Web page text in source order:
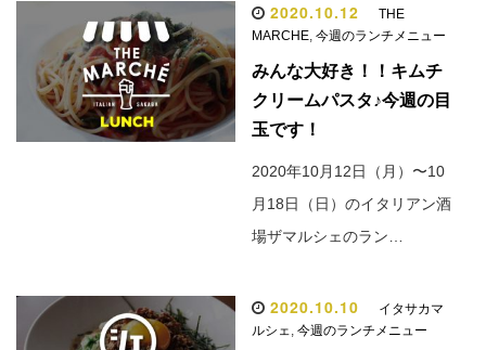
2020.10.12
THE
MARCHE, 今週のランチメニュー
みんな大好き！！キムチ
クリームパスタ♪今週の目
玉です！
2020年10月12日（月）〜10
月18日（日）のイタリアン酒
場ザマルシェのラン…
2020.10.10
イタサカマ
ルシェ, 今週のランチメニュー